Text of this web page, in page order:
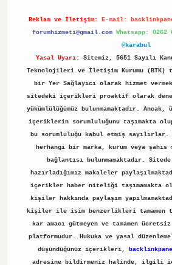
Reklam ve İletişim: E-mail:
forumhizmeti@gmail.com Whatsapp: 0262
@karabul
Yasal Uyarı:
Sitemiz, 5651 Sayılı
Teknolojileri ve İletişim Kurumu (BTK)
bir Yer Sağlayıcı olarak hizmet
sitedeki içerikleri proaktif olarak
yükümlülüğümüz bulunmamaktadır.
içeriklerin sorumluluğunu taşımakta
bu sorumluluğu kabul etmiş
herhangi bir marka, kurum veya
bağlantısı bulunmamaktadır.
hazırladığımız makaleler
içerikler haber niteliği taşımamakta
kişiler hakkında paylaşım
kişiler ile isim benzerlikleri tamamen
kar amacı gütmeyen ve tamamen
platformudur. Hukuka ve yasal
düşündüğünüz içerikleri,
adresine bildirmeniz halinde, ilgili